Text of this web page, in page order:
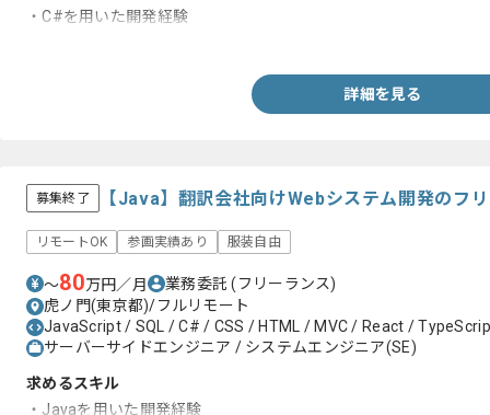
・C#を用いた開発経験
詳細を見る
募集終了 【Java】翻訳会社向けWebシステム開発のフ
リモートOK 参画実績あり 服装自由
〜80万円／月 業務委託(フリーランス)
虎ノ門(東京都)/フルリモート
JavaScript / SQL / C# / CSS / HTML / MVC / React /
サーバーサイドエンジニア / システムエンジニア(SE)
求めるスキル
・Javaを用いた開発経験